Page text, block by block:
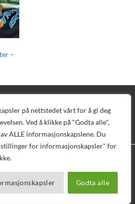
på nettstedet vårt for å gi deg
Ved å klikke på "Godta alle",
ALLE informasjonskapslene. Du
for informasjonskapsler" for
Godta alle
–
AS - Telefon 32 16 16 20 - E-post
mail@vizuell.no